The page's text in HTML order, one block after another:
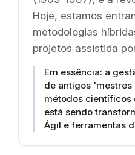
Hoje, estamos
metodologias
projetos assistida
Em essência: a
de antigos
métodos científicos
está sendo
Ágil e ferramentas